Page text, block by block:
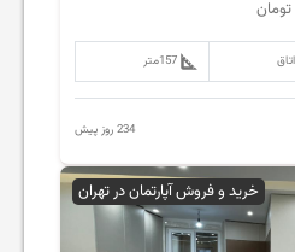
تومان
اتاق 157متر
234 روز پیش
خرید و فروش آپارتمان در تهران